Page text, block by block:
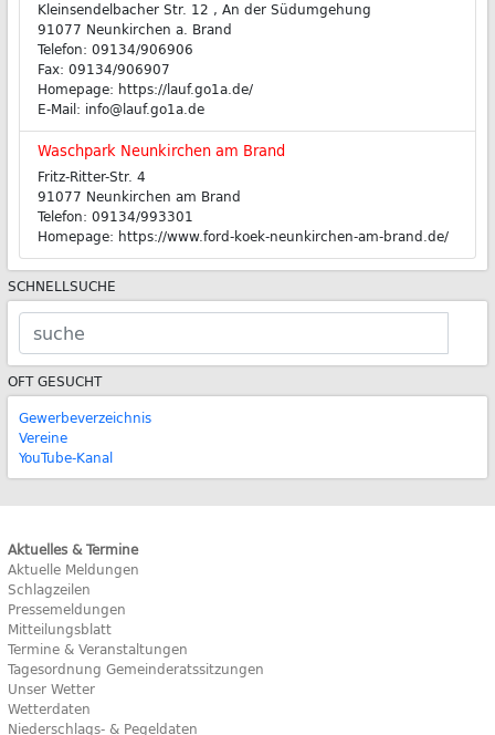
Kleinsendelbacher Str. 12 , An der Südumgehung
91077 Neunkirchen a. Brand
Telefon: 09134/906906
Fax: 09134/906907
Homepage: https://lauf.go1a.de/
E-Mail: info@lauf.go1a.de
Waschpark Neunkirchen am Brand
Fritz-Ritter-Str. 4
91077 Neunkirchen am Brand
Telefon: 09134/993301
Homepage: https://www.ford-koek-neunkirchen-am-brand.de/
SCHNELLSUCHE
OFT GESUCHT
Gewerbeverzeichnis
Vereine
YouTube-Kanal
Aktuelles & Termine
Aktuelle Meldungen
Schlagzeilen
Pressemeldungen
Mitteilungsblatt
Termine & Veranstaltungen
Tagesordnung Gemeinderatssitzungen
Unser Wetter
Wetterdaten
Niederschlags- & Pegeldaten